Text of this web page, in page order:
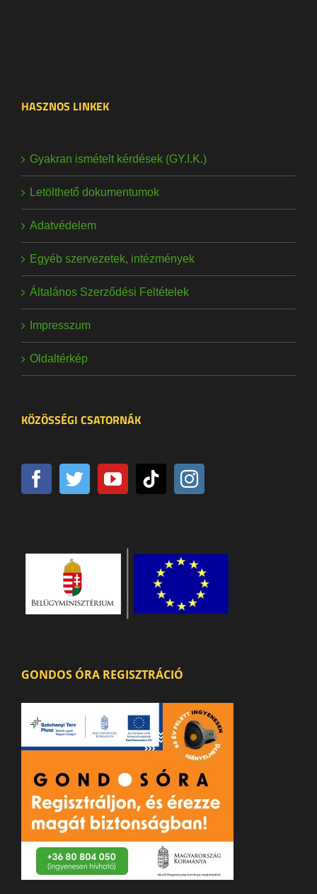
HASZNOS LINKEK
Gyakran ismételt kérdések (GY.I.K.)
Letölthető dokumentumok
Adatvédelem
Egyéb szervezetek, intézmények
Általános Szerződési Feltételek
Impresszum
Oldaltérkép
KÖZÖSSÉGI CSATORNÁK
GONDOS ÓRA REGISZTRÁCIÓ